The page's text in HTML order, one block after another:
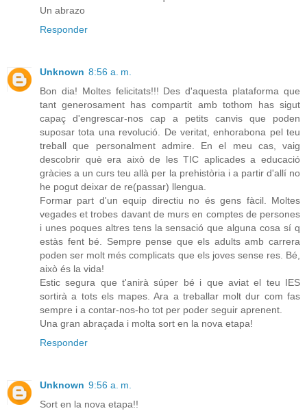
Un abrazo
Responder
Unknown 8:56 a. m.
Bon dia! Moltes felicitats!!! Des d'aquesta plataforma que
tant generosament has compartit amb tothom has sigut
capaç d'engrescar-nos cap a petits canvis que poden
suposar tota una revolució. De veritat, enhorabona pel teu
treball que personalment admire. En el meu cas, vaig
descobrir què era això de les TIC aplicades a educació
gràcies a un curs teu allà per la prehistòria i a partir d'allí no
he pogut deixar de re(passar) llengua.
Formar part d'un equip directiu no és gens fàcil. Moltes
vegades et trobes davant de murs en comptes de persones
i unes poques altres tens la sensació que alguna cosa sí q
estàs fent bé. Sempre pense que els adults amb carrera
poden ser molt més complicats que els joves sense res. Bé,
això és la vida!
Estic segura que t'anirà súper bé i que aviat el teu IES
sortirà a tots els mapes. Ara a treballar molt dur com fas
sempre i a contar-nos-ho tot per poder seguir aprenent.
Una gran abraçada i molta sort en la nova etapa!
Responder
Unknown 9:56 a. m.
Sort en la nova etapa!!